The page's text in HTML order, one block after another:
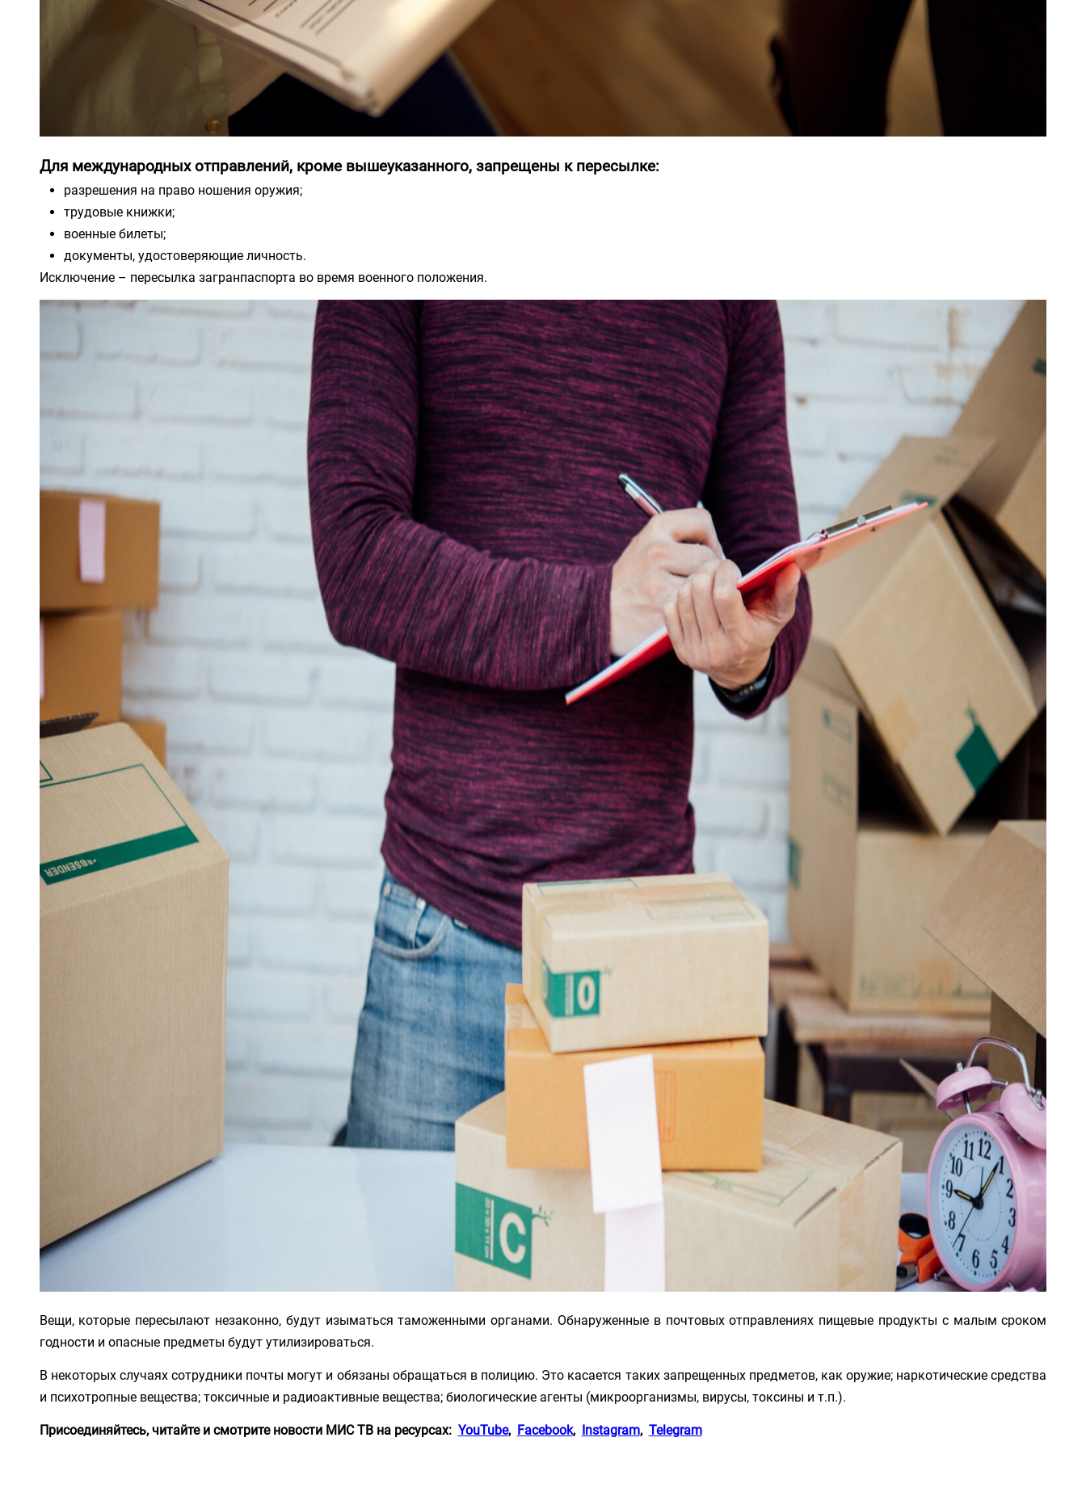
Для международных отправлений, кроме вышеуказанного, запрещены к пересылке:
разрешения на право ношения оружия;
трудовые книжки;
военные билеты;
документы, удостоверяющие личность.
Исключение – пересылка загранпаспорта во время военного положения.
Вещи, которые пересылают незаконно, будут изыматься таможенными органами. Обнаруженные в почтовых отправлениях пищевые продукты с малым сроком
годности и опасные предметы будут утилизироваться.
В некоторых случаях сотрудники почты могут и обязаны обращаться в полицию. Это касается таких запрещенных предметов, как оружие; наркотические средства
и психотропные вещества; токсичные и радиоактивные вещества; биологические агенты (микроорганизмы, вирусы, токсины и т.п.).
Присоединяйтесь, читайте и смотрите новости МИС ТВ на ресурсах: YouTube, Facebook, Instagram, Telegram